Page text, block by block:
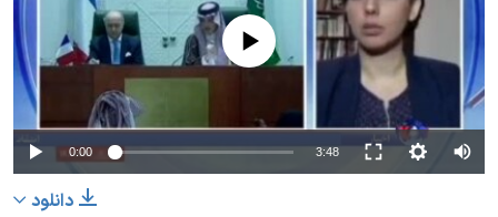
فرهنگ و زندگی
حقوق شهروندی
اقتصادی
علم و فناوری
مستندها
انتخابات ریاست جمهوری آمریکا ۲۰۲۴
حمله جمهوری اسلامی به اسرائیل
رمز مهسا
دنبال کنید
زبانهای مختلف
No media source currently available
0:00 3:48
دانلود